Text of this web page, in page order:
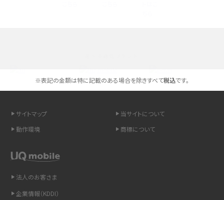
LINEの通知がこない時の原因と対処法9選！設定の確認手順も解説
非通知設定とは？184で電話をかける方法やiPhone・Androidの設定を解説
iCloudの使用容量を減らす9つの方法！使用状況の確認手順も紹介
※表記の金額は特に記載のある場合を除きすべて税込です。
サイトマップ
当サイトについて
動作環境
商標について
法人のお客さま
企業情報（KDDI）